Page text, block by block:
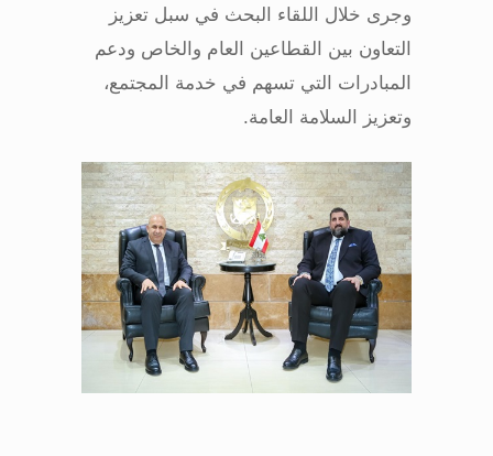
وجرى خلال اللقاء البحث في سبل تعزيز
التعاون بين القطاعين العام والخاص ودعم
المبادرات التي تسهم في خدمة المجتمع،
وتعزيز السلامة العامة.